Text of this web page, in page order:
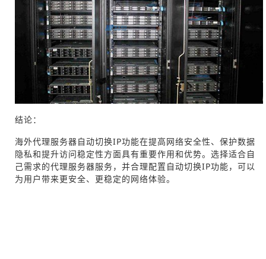
结论：
海外代理服务器自动切换IP功能在提高网络安全性、保护数据
隐私和提升访问稳定性方面具有重要作用和优势。选择适合自
己需求的代理服务器服务，并合理配置自动切换IP功能，可以
为用户带来更安全、更稳定的网络体验。